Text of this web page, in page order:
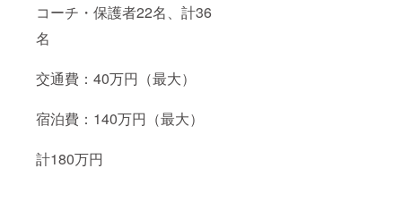
コーチ・保護者22名、計36
名
交通費：40万円（最大）
宿泊費：140万円（最大）
計180万円